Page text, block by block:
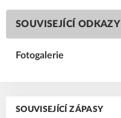
SOUVISEJÍCÍ ZÁPASY
SOUVISEJÍCÍ ODKAZY
Fotogalerie